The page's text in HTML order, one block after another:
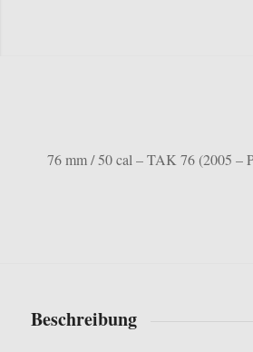
76 mm / 50 cal – TAK 76 (2005 –
Beschreibung